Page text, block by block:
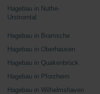
Hagebau in Nuthe-
Urstromtal
Hagebau in Bramsche
Hagebau in Oberhausen
Hagebau in Quakenbrück
Hagebau in Pforzheim
Hagebau in Wilhelmshaven